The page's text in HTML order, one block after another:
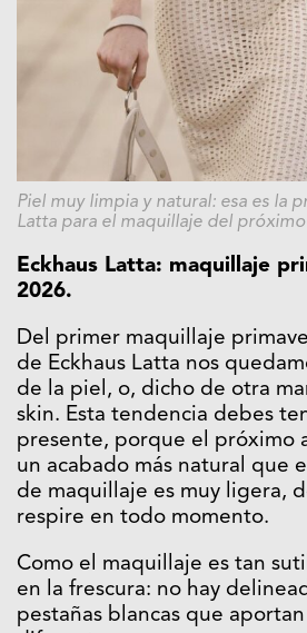
Piel muy limpia y natural: esa es la
Latta para el maquillaje del próximo
Eckhaus Latta: maquillaje
2026.
Del primer maquillaje
de Eckhaus Latta nos
de la piel, o, dicho de otra
skin. Esta tendencia debes
presente, porque el próximo
un acabado más natural que
de maquillaje es muy ligera,
respire en todo momento.
Como el maquillaje es tan
en la frescura: no hay
pestañas blancas que